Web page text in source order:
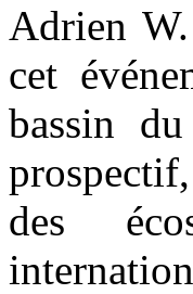
Adrien
cet
bassin
des